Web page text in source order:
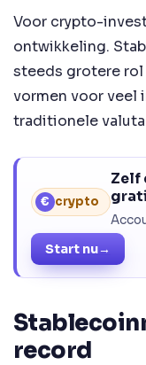
Voor crypto-
ontwikkeling.
steeds grotere
vormen voor veel
traditionele
€ crypto
Zelf
Start nu→
record